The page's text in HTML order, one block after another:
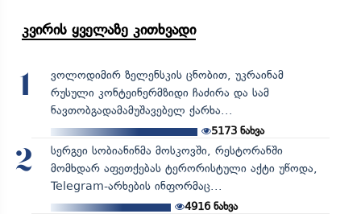
კვირის ყველაზე კითხვადი
1
ვოლოდიმირ ზელენსკის ცნობით, უკრაინამ
რუსული კონტეინერმზიდი ჩაძირა და სამ
ნავთობგადამამუშავებელ ქარხა...
5173 ნახვა
2
სერგეი სობიანინმა მოსკოვში, რესტორანში
მომხდარ აფეთქებას ტერორისტული აქტი უწოდა,
Telegram-არხების ინფორმაც...
4916ნახვა